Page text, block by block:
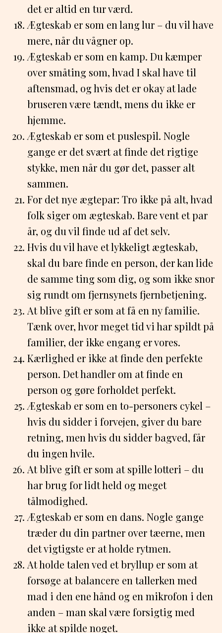
det er altid en tur værd.
Ægteskab er som en lang lur – du vil have
mere, når du vågner op.
Ægteskab er som en kamp. Du kæmper
over småting som, hvad I skal have til
aftensmad, og hvis det er okay at lade
bruseren være tændt, mens du ikke er
hjemme.
Ægteskab er som et puslespil. Nogle
gange er det svært at finde det rigtige
stykke, men når du gør det, passer alt
sammen.
For det nye ægtepar: Tro ikke på alt, hvad
folk siger om ægteskab. Bare vent et par
år, og du vil finde ud af det selv.
Hvis du vil have et lykkeligt ægteskab,
skal du bare finde en person, der kan lide
de samme ting som dig, og som ikke snor
sig rundt om fjernsynets fjernbetjening.
At blive gift er som at få en ny familie.
Tænk over, hvor meget tid vi har spildt på
familier, der ikke engang er vores.
Kærlighed er ikke at finde den perfekte
person. Det handler om at finde en
person og gøre forholdet perfekt.
Ægteskab er som en to-personers cykel –
hvis du sidder i forvejen, giver du bare
retning, men hvis du sidder bagved, får
du ingen hvile.
At blive gift er som at spille lotteri – du
har brug for lidt held og meget
tålmodighed.
Ægteskab er som en dans. Nogle gange
træder du din partner over tæerne, men
det vigtigste er at holde rytmen.
At holde talen ved et bryllup er som at
forsøge at balancere en tallerken med
mad i den ene hånd og en mikrofon i den
anden – man skal være forsigtig med
ikke at spilde noget.